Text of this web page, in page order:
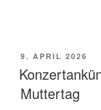
AM
9. APRIL 2026
Muttertag